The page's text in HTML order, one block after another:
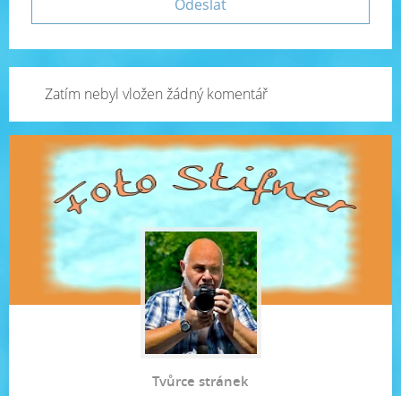
Zatím nebyl vložen žádný komentář
Tvůrce stránek